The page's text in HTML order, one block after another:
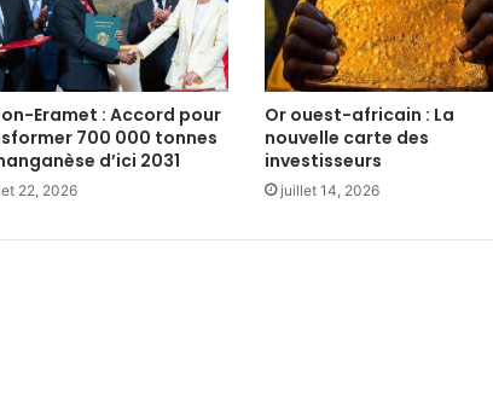
Eramet : Accord pour
700 000 tonnes
d’ici 2031
22, 2026
Or ouest-africain : La
nouvelle carte des
investisseurs‎
juillet 14, 2026